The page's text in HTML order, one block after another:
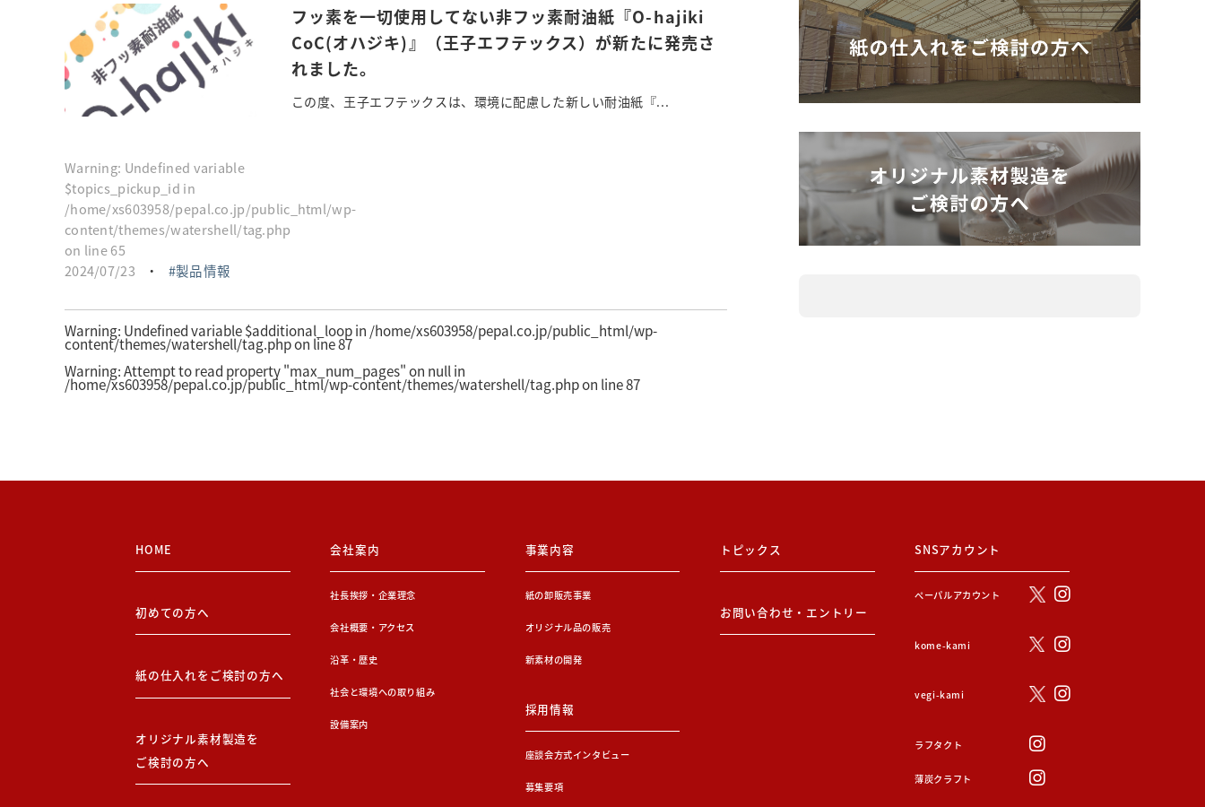
Warning: Undefined variable
$topics_pickup_id in
/home/xs603958/pepal.co.jp/public_html/wp-
content/themes/watershell/tag.php
on line65
2024/07/23
・ 製品情報
フッ素を一切使用してない非フッ素耐油紙『O-hajiki
CoC(オハジキ)』（王子エフテックス）が新たに発売さ
れました。
この度、王子エフテックスは、環境に配慮した新しい耐油紙『...
Warning: Undefined variable $additional_loop in /home/xs603958/pepal.co.jp/public_html/wp-
content/themes/watershell/tag.phpon line87
Warning: Attempt to read property "max_num_pages" on null in
/home/xs603958/pepal.co.jp/public_html/wp-content/themes/watershell/tag.phpon line87
HOME
初めての方へ
紙の仕入れをご検討の方へ
オリジナル素材製造を
ご検討の方へ
会社案内
社長挨拶・企業理念
会社概要・アクセス
沿革・歴史
社会と環境への取り組み
設備案内
事業内容
紙の卸販売事業
オリジナル品の販売
新素材の開発
採用情報
座談会方式インタビュー
募集要項
トピックス
お問い合わせ・エントリー
SNSアカウント
ぺーパルアカウント
kome-kami
vegi-kami
ラフタクト
薄炭クラフト